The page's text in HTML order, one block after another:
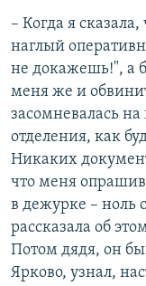
– Когда я сказала,
наглый
не докажешь!", а
меня же и
засомневалась
отделения, как
Никаких
что меня
в дежурке – ноль
рассказала об
Потом дядя, он
Ярково, узнал,